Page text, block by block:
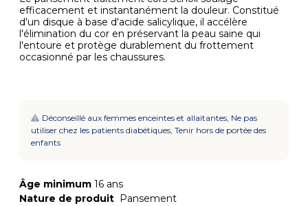
efficacement et instantanément la douleur. Constitué
d'un disque à base d'acide salicylique, il accélère
l'élimination du cor en préservant la peau saine qui
l'entoure et protège durablement du frottement
occasionné par les chaussures.
Déconseillé aux femmes enceintes et allaitantes, Ne pas
utiliser chez les patients diabétiques, Tenir hors de portée des
enfants
Âge minimum 16 ans
Nature de produit Pansement